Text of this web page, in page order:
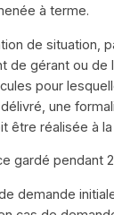
à terme.
de situation,
de gérant ou de
pour
une
être réalisée à
gardé pendant
demande